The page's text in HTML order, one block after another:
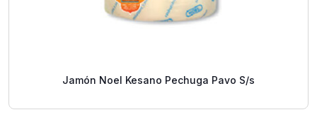
Jamón Noel Kesano Pechuga Pavo S/s